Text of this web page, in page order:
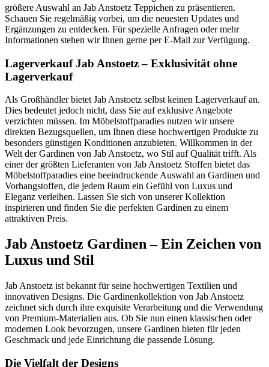
größere Auswahl an Jab Anstoetz Teppichen zu präsentieren.
Schauen Sie regelmäßig vorbei, um die neuesten Updates und
Ergänzungen zu entdecken. Für spezielle Anfragen oder mehr
Informationen stehen wir Ihnen gerne per E-Mail zur Verfügung.
Lagerverkauf Jab Anstoetz – Exklusivität ohne
Lagerverkauf
Als Großhändler bietet Jab Anstoetz selbst keinen Lagerverkauf an.
Dies bedeutet jedoch nicht, dass Sie auf exklusive Angebote
verzichten müssen. Im Möbelstoffparadies nutzen wir unsere
direkten Bezugsquellen, um Ihnen diese hochwertigen Produkte zu
besonders günstigen Konditionen anzubieten. Willkommen in der
Welt der Gardinen von Jab Anstoetz, wo Stil auf Qualität trifft. Als
einer der größten Lieferanten von Jab Anstoetz Stoffen bietet das
Möbelstoffparadies eine beeindruckende Auswahl an Gardinen und
Vorhangstoffen, die jedem Raum ein Gefühl von Luxus und
Eleganz verleihen. Lassen Sie sich von unserer Kollektion
inspirieren und finden Sie die perfekten Gardinen zu einem
attraktiven Preis.
Jab Anstoetz Gardinen – Ein Zeichen von
Luxus und Stil
Jab Anstoetz ist bekannt für seine hochwertigen Textilien und
innovativen Designs. Die Gardinenkollektion von Jab Anstoetz
zeichnet sich durch ihre exquisite Verarbeitung und die Verwendung
von Premium-Materialien aus. Ob Sie nun einen klassischen oder
modernen Look bevorzugen, unsere Gardinen bieten für jeden
Geschmack und jede Einrichtung die passende Lösung.
Die Vielfalt der Designs